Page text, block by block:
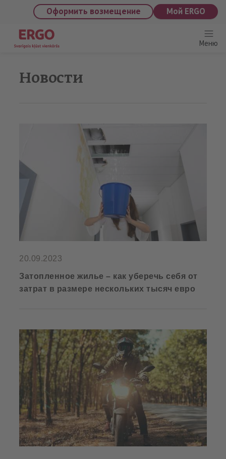
saturu
Оформить возмещение Мой ERGO
Меню
Новости
20.09.2023
Затопленное жилье – как уберечь себя от
затрат в размере нескольких тысяч евро